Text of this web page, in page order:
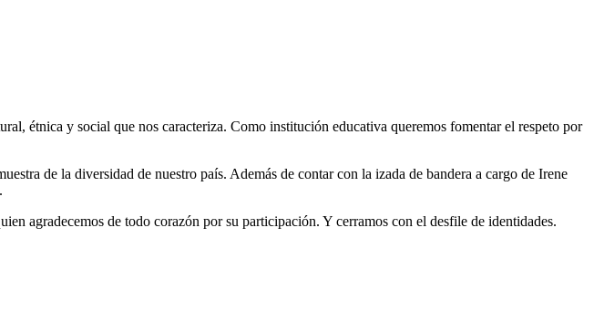
étnica y social que nos caracteriza. Como institución educativa queremos fomentar el respeto por
de la diversidad de nuestro país. Además de contar con la izada de bandera a cargo de Irene
agradecemos de todo corazón por su participación. Y cerramos con el desfile de identidades.